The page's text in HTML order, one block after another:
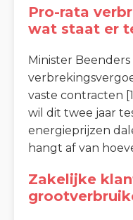
Pro-rata
wat staat er
Minister
vaste contracten
wil dit twee jaar
energieprijzen
hangt af van
Zakelijke